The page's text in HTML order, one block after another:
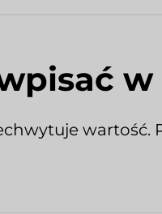
wartość.